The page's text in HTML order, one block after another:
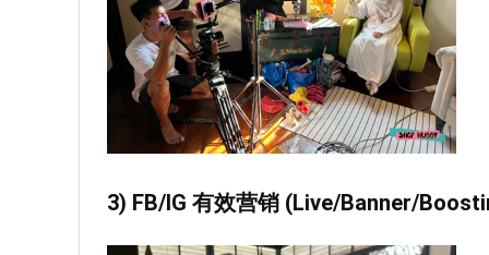
3) FB/IG 有效营销 (Live/Banner/